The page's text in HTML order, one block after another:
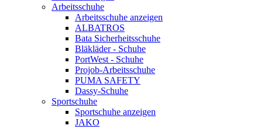
Arbeitsschuhe
Arbeitsschuhe anzeigen
ALBATROS
Bata Sicherheitsschuhe
Bläkläder - Schuhe
PortWest - Schuhe
Projob-Arbeitsschuhe
PUMA SAFETY
Dassy-Schuhe
Sportschuhe
Sportschuhe anzeigen
JAKO